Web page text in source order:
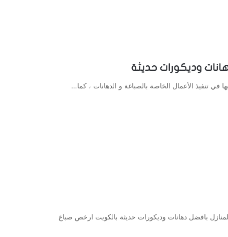
في تنفيذ الأعمال الخاصة بالصباغة و الدهانات ، كما…
بافضل دهانات وديكورات حديثة بالكويت ارخص صباغ